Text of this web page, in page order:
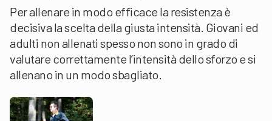
Per allenare in modo efficace la resistenza è
decisiva la scelta della giusta intensità. Giovani ed
adulti non allenati spesso non sono in grado di
valutare correttamente l’intensità dello sforzo e si
allenano in un modo sbagliato.